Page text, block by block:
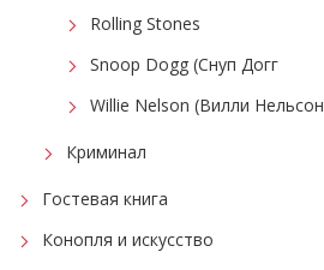
Rolling Stones
Snoop Dogg (Снуп Догг
Willie Nelson (Вилли Нельсон
Криминал
Гостевая книга
Конопля и искусство